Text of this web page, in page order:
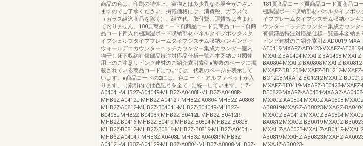
商品の色は、印刷の特性上、実物とは多少異なる場合がござい
ますのでご了承ください。掲載価格には、消費税、ガラス代
（ガラス組込商品を除く）、組立代、取付費、運賃等は含まれ
ておりません。180頁商品コード頁商品コード頁商品コード頁商
品コード押入れ棚調湿ボード収納部材パネルタイプボックスタ
イプシェルフタイプフレームタイプシステム収納ハンギング・
ウォールデコカウンターニッチカウンター集成カウンター室内
物干し床下収納有償部品特注対応品仕様一覧基本図納まり図使
用上のご注意リビング建材のご紹介索引索引●複数のページに掲
載されている商品コードについては、代表のページを表示して
います。●商品コードの□には、色コード・アルファベットが入
ります。（索引内では色記号を全て□に統一しています。）Z-
A0404L-MHB2Z-A0404R-MHB2Z-A0408L-MHB2Z-A0408R-
MHB2Z-A0412L-MHB2Z-A0412R-MHB2Z-A0804-MHB2Z-A0808-
MHB2Z-A0812-MHB2Z-B0404L-MHB2Z-B0404R-MHB2Z-
B0408L-MHB2Z-B0408R-MHB2Z-B0412L-MHB2Z-B0412R-
MHB2Z-B0416-MHB2Z-B0419-MHB2Z-B0804-MHB2Z-B0808-
MHB2Z-B0812-MHB2Z-B0816-MHB2Z-B0819-MHB2Z-A0404L-
MHB3Z-A0404R-MHB3Z-A0408L-MHB3Z-A0408R-MHB3Z-
A0412L-MHB3Z-A0412R-MHB3Z-A0804-MHB3Z-A0808-MHB3Z-
181頁商品コード頁商品コード頁商品コ
棚調湿ボード収納部材パネルタイプボッ
イプフレームタイプシステム収納ハンギ
ウンターニッチカウンター集成カウンタ
有償部品特注対応品仕様一覧基本図納ま
ビング建材のご紹介索引Z-AD0019-
AE0419-MXAFZ-AE0423-MXAFZ-
MXAFZ-BA0404-MXAFZ-BA0408-
BA0804-MXAFZ-BA0808-MXAFZ-
MXAFZ-BB1208-MXAFZ-BB1212-
BC1208-MXAFZ-BC1212-MXAFZ-
MXAFZ-BE0419-MXAFZ-BE0423-
BE0823-MXAFZ-AA0404-MXAGZ-
MXAGZ-AA0804-MXAGZ-AA0808-
AB0019-MXAGZ-AB0023-MXAGZ-
MXAGZ-BA0412-MXAGZ-BA0804-
BA0812-MXAGZ-BB0019-MXAGZ-
MXAHZ-AA0023-MXAHZ-AB0419-
AB0819-MXAHZ-AB0823-MXAHZ-
MXAJZ-AB0823-